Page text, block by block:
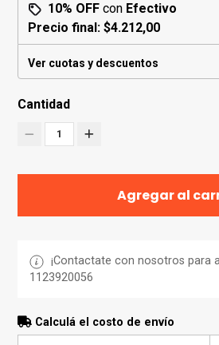
10% OFF con Efectivo
Precio final:$4.212,00
Ver cuotas y descuentos
Cantidad
1
Agregar al
¡Contactate con nosotros para
1123920056
Calculá el costo de envío